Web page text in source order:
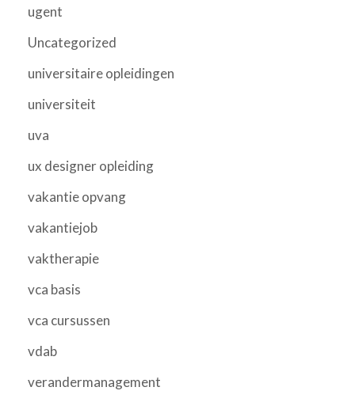
ugent
Uncategorized
universitaire opleidingen
universiteit
uva
ux designer opleiding
vakantie opvang
vakantiejob
vaktherapie
vca basis
vca cursussen
vdab
verandermanagement